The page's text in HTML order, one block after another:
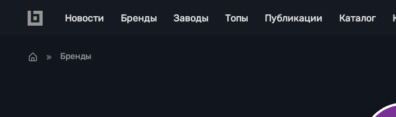
Main navigation
Новости Бренды Заводы Топы Публикации Каталог
Бренды